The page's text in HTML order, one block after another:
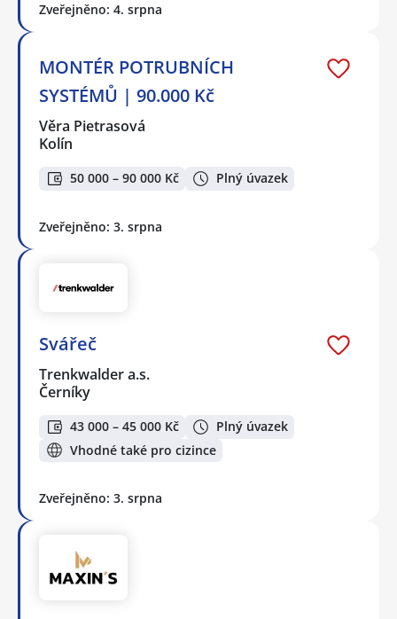
Zveřejněno: 4. srpna
MONTÉR POTRUBNÍCH
SYSTÉMŮ | 90.000 Kč
Věra Pietrasová
Kolín
50 000 – 90 000 Kč Plný úvazek
Zveřejněno: 3. srpna
Svářeč
Trenkwalder a.s.
Černíky
43 000 – 45 000 Kč
Plný úvazek
Vhodné také pro cizince
Zveřejněno: 3. srpna